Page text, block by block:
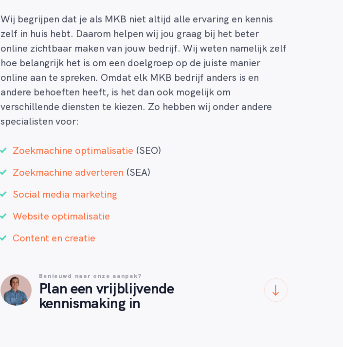
Wij begrijpen dat je als MKB niet altijd alle ervaring en kennis
zelf in huis hebt. Daarom helpen wij jou graag bij het beter
online zichtbaar maken van jouw bedrijf. Wij weten namelijk zelf
hoe belangrijk het is om een doelgroep op de juiste manier
online aan te spreken. Omdat elk MKB bedrijf anders is en
andere behoeften heeft, is het dan ook mogelijk om
verschillende diensten te kiezen. Zo hebben wij onder andere
specialisten voor:
Zoekmachine optimalisatie (SEO)
Zoekmachine adverteren (SEA)
Social media marketing
Website optimalisatie
Content en creatie
Benieuwd naar onze aanpak?
Plan een vrijblijvende
kennismaking in